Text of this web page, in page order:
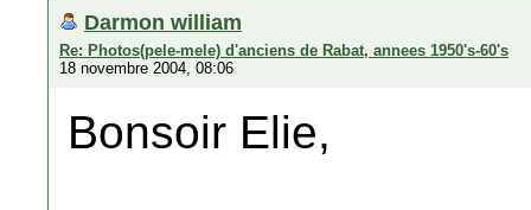
Darmon william
Re: Photos(pele-mele) d'anciens de Rabat, annees 1950's-60's
18 novembre 2004, 08:06
Bonsoir Elie,